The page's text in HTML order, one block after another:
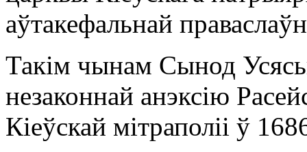
аўтакефальнай
Такім чынам Сынод
незаконнай анэксію
Кіеўскай мітраполіі ў